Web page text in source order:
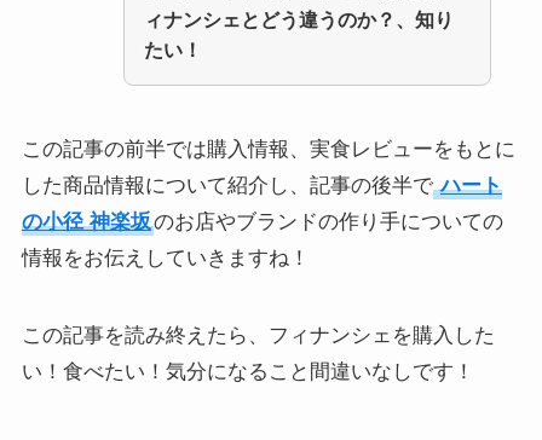
ィナンシェとどう違うのか？、知り
たい！
この記事の前半では購入情報、実食レビューをもとに
した商品情報について紹介し、記事の後半で ハート
の小径 神楽坂のお店やブランドの作り手についての
情報をお伝えしていきますね！
この記事を読み終えたら、フィナンシェを購入した
い！食べたい！気分になること間違いなしです！